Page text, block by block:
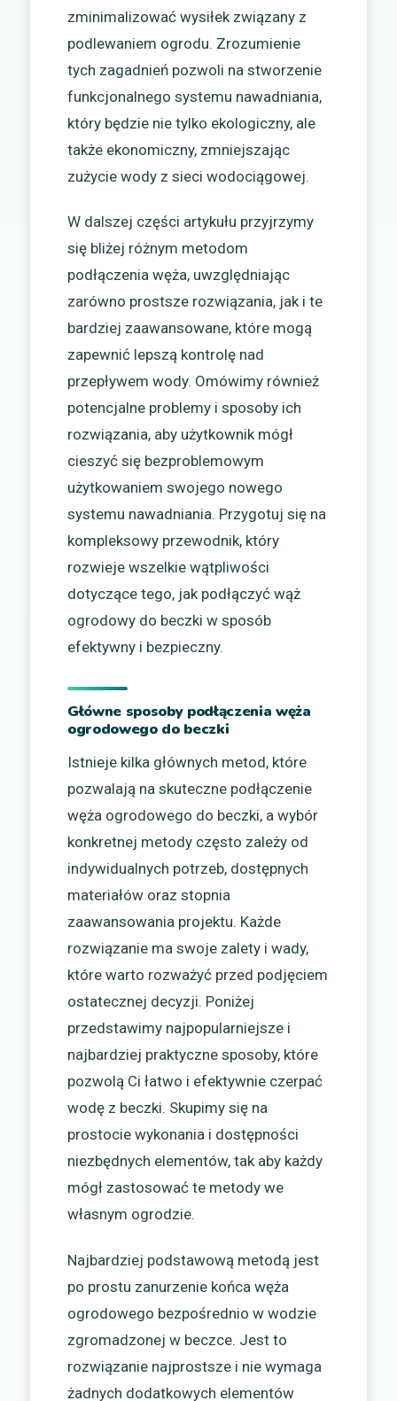
zminimalizować wysiłek związany z
podlewaniem ogrodu. Zrozumienie
tych zagadnień pozwoli na stworzenie
funkcjonalnego systemu nawadniania,
który będzie nie tylko ekologiczny, ale
także ekonomiczny, zmniejszając
zużycie wody z sieci wodociągowej.
W dalszej części artykułu przyjrzymy
się bliżej różnym metodom
podłączenia węża, uwzględniając
zarówno prostsze rozwiązania, jak i te
bardziej zaawansowane, które mogą
zapewnić lepszą kontrolę nad
przepływem wody. Omówimy również
potencjalne problemy i sposoby ich
rozwiązania, aby użytkownik mógł
cieszyć się bezproblemowym
użytkowaniem swojego nowego
systemu nawadniania. Przygotuj się na
kompleksowy przewodnik, który
rozwieje wszelkie wątpliwości
dotyczące tego, jak podłączyć wąż
ogrodowy do beczki w sposób
efektywny i bezpieczny.
Główne sposoby podłączenia węża
ogrodowego do beczki
Istnieje kilka głównych metod, które
pozwalają na skuteczne podłączenie
węża ogrodowego do beczki, a wybór
konkretnej metody często zależy od
indywidualnych potrzeb, dostępnych
materiałów oraz stopnia
zaawansowania projektu. Każde
rozwiązanie ma swoje zalety i wady,
które warto rozważyć przed podjęciem
ostatecznej decyzji. Poniżej
przedstawimy najpopularniejsze i
najbardziej praktyczne sposoby, które
pozwolą Ci łatwo i efektywnie czerpać
wodę z beczki. Skupimy się na
prostocie wykonania i dostępności
niezbędnych elementów, tak aby każdy
mógł zastosować te metody we
własnym ogrodzie.
Najbardziej podstawową metodą jest
po prostu zanurzenie końca węża
ogrodowego bezpośrednio w wodzie
zgromadzonej w beczce. Jest to
rozwiązanie najprostsze i nie wymaga
żadnych dodatkowych elementów